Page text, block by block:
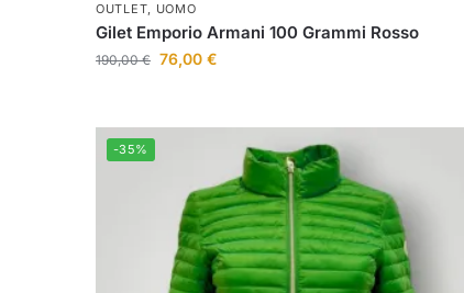
OUTLET, UOMO
Gilet Emporio Armani 100 Grammi Rosso
190,00€ 76,00 €
-35%